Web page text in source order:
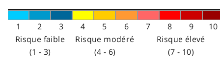
1 2 3 4 5 6 7 8 9
10
Risque faible
(1 - 3)
Risque modéré
(4 - 6)
Risque élevé
(7 - 10)